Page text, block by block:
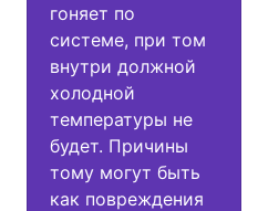
гоняет по
системе, при том
внутри должной
холодной
температуры не
будет. Причины
тому могут быть
как повреждения